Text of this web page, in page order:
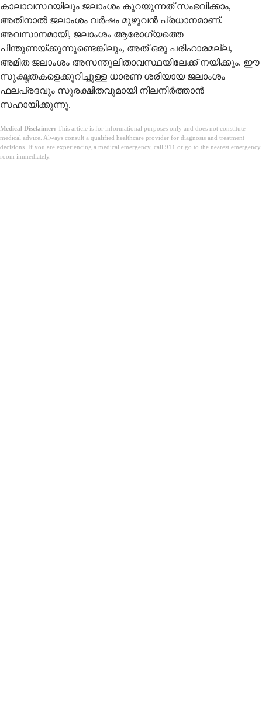
കാലാവസ്ഥയിലും ജലാംശം കുറയുന്നത് സംഭവിക്കാം,
അതിനാൽ ജലാംശം വർഷം മുഴുവൻ പ്രധാനമാണ്.
അവസാനമായി, ജലാംശം ആരോഗ്യത്തെ
പിന്തുണയ്ക്കുന്നുണ്ടെങ്കിലും, അത് ഒരു പരിഹാരമല്ല,
അമിത ജലാംശം അസന്തുലിതാവസ്ഥയിലേക്ക് നയിക്കും. ഈ
സൂക്ഷ്മതകളെക്കുറിച്ചുള്ള ധാരണ ശരിയായ ജലാംശം
ഫലപ്രദവും സുരക്ഷിതവുമായി നിലനിർത്താൻ
സഹായിക്കുന്നു.
Medical Disclaimer: This article is for informational purposes only and does not constitute
medical advice. Always consult a qualified healthcare provider for diagnosis and treatment
decisions. If you are experiencing a medical emergency, call 911 or go to the nearest emergency
room immediately.